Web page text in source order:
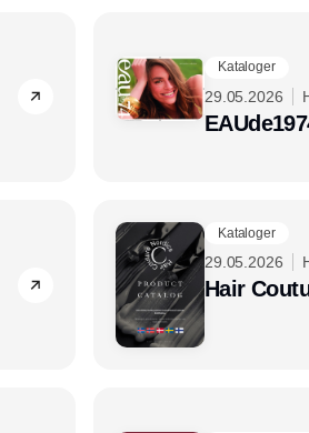
Kataloger
29.05.2026
Kataloger
29.05.2026
Hair